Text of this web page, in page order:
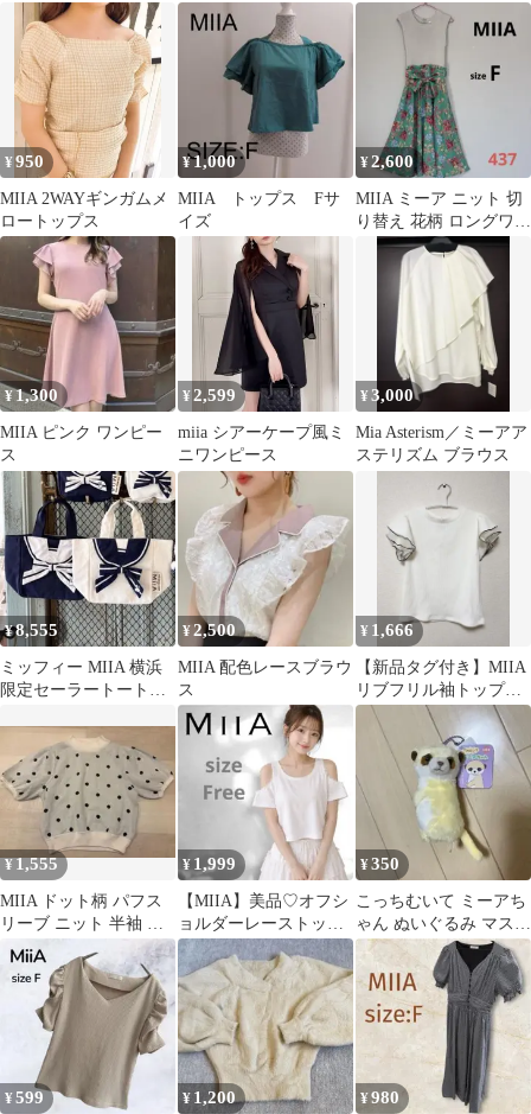
ーブ 清楚 韓国風 フェ
ミニン
チ 横浜限定 マスコットン リブカットソー ボル
ドー F
¥950
MIIA 2WAYギンガムメ
ロートップス
¥1,000
MIIA トップス Fサ
イズ
¥2,600
MIIA ミーア ニット 切
り替え 花柄 ロングワン
ピース グレー グリーン
¥1,300
MIIA ピンク ワンピー
ス
¥2,599
miia シアーケープ風ミ
ニワンピース
¥3,000
Mia Asterism／ミーアア
ステリズム ブラウス
¥8,555
ミッフィー MIIA 横浜
限定セーラートートバ
¥2,500
MIIA 配色レースブラウ
ス
¥ 1,666
【新品タグ付き】MIIA
リブフリル袖トップス
ホワイト
¥1,555
MIIA ドット柄 パフス
リーブ ニット 半袖 ト
ップス
¥ 1,999
【MIIA】美品♡オフシ
ョルダーレーストップ
ス ホワイト
¥350
こっちむいて ミーアち
ゃん ぬいぐるみ マスコ
ット
¥599 ¥ 1,200 ¥980